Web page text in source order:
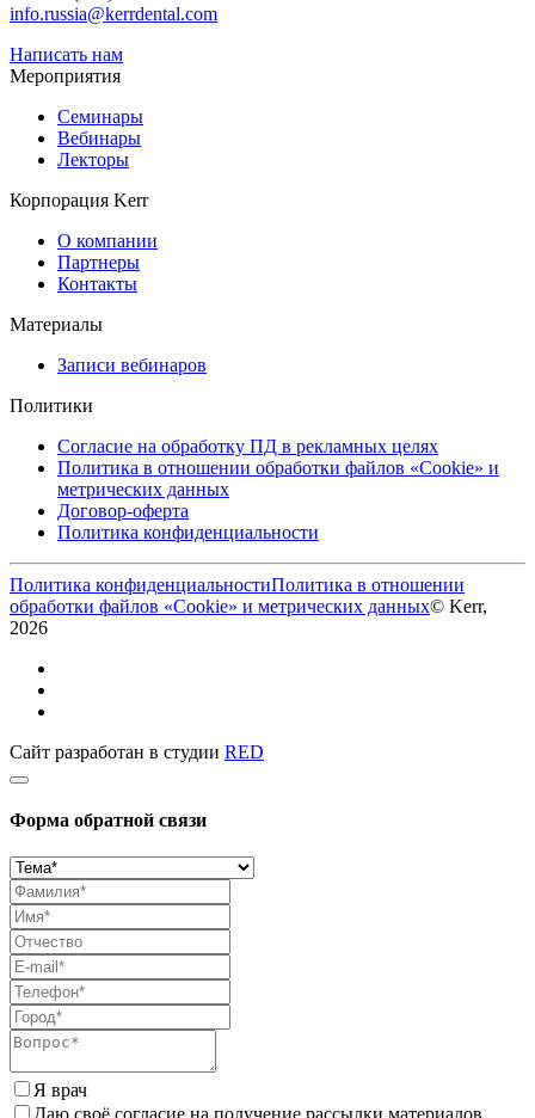
info.russia@kerrdental.com
Написать нам
Мероприятия
Семинары
Вебинары
Лекторы
Корпорация Kerr
О компании
Партнеры
Контакты
Материалы
Записи вебинаров
Политики
Согласие на обработку ПД в рекламных целях
Политика в отношении обработки файлов «Cookie» и
метрических данных
Договор-оферта
Политика конфиденциальности
Политика конфиденциальностиПолитика в отношении
обработки файлов «Cookie» и метрических данных© Kerr,
2026
Сайт разработан в студии RED
Форма обратной связи
Я врач